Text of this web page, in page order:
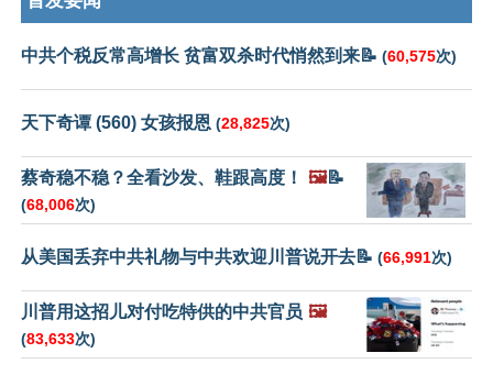
中共个税反常高增长 贫富双杀时代悄然到来📝 (60,575次)
天下奇谭 (560) 女孩报恩 (28,825次)
蔡奇稳不稳？全看沙发、鞋跟高度！ 🖼️📝
(68,006次)
从美国丢弃中共礼物与中共欢迎川普说开去📝 (66,991次)
川普用这招儿对付吃特供的中共官员 🖼️
(83,633次)